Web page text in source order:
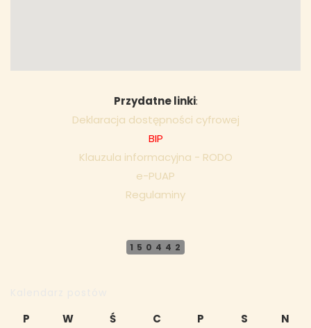
Przydatne linki:
Deklaracja dostępności cyfrowej
BIP
Klauzula informacyjna - RODO
e-PUAP
Regulaminy
150442
P W Ś C P S N